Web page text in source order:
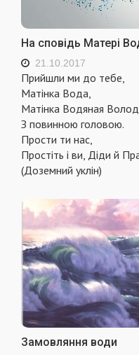
На сповідь Матері
21.10.2017
Прийшли ми до тебе,
Матінка Вода,
Матінка Водяная
З повинною головою.
Прости ти нас,
Простіть і ви, Діди й
(Доземний уклін)
Замовляння води